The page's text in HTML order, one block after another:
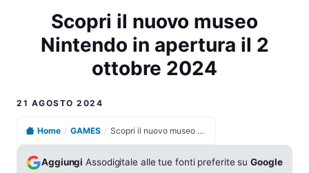
Scopri il nuovo museo
Nintendo in apertura il 2
ottobre 2024
21 AGOSTO 2024
Home / GAMES / Scopri il nuovo museo Nintendo in apertura il 2 ottobre 2024
Aggiungi Assodigitale alle tue fonti preferite suGoogle